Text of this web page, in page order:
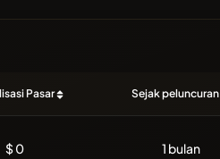
Pasar Sejak peluncuran
$ 0 1 bulan